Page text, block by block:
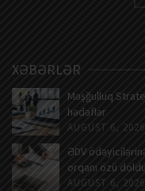
XƏBƏRLƏR
Məşğulluq
hədəflər
AUGUST 6, 2026
ƏDV
orqanı özü
AUGUST 6, 2026